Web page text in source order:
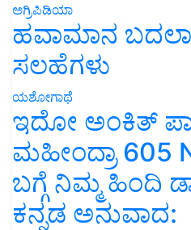
ಅಗ್ರಿಪಿಡಿಯಾ
ಹವಾಮಾನ
ಸಲಹೆಗಳು
ಯಶೋಗಾಥೆ
ಇದೋ ಅಂಕಿತ್
ಮಹೀಂದ್ರಾ 605
ಬಗ್ಗೆ ನಿಮ್ಮ ಹಿಂದಿ
ಕನ್ನಡ ಅನುವಾದ: